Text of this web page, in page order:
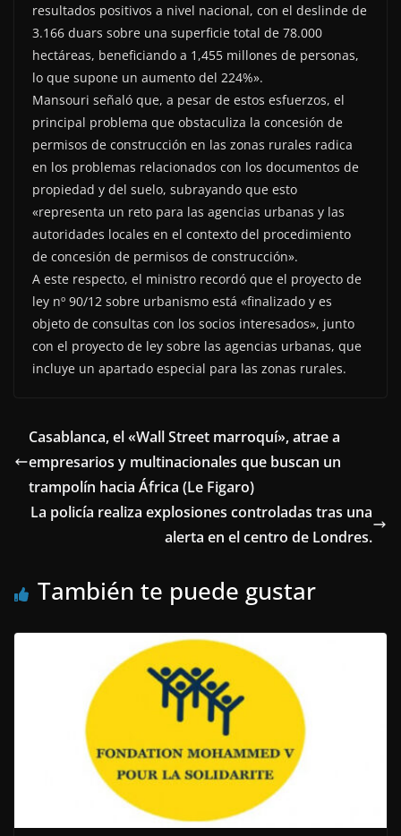
resultados positivos a nivel nacional, con el deslinde de
3.166 duars sobre una superficie total de 78.000
hectáreas, beneficiando a 1,455 millones de personas,
lo que supone un aumento del 224%».
Mansouri señaló que, a pesar de estos esfuerzos, el
principal problema que obstaculiza la concesión de
permisos de construcción en las zonas rurales radica
en los problemas relacionados con los documentos de
propiedad y del suelo, subrayando que esto
«representa un reto para las agencias urbanas y las
autoridades locales en el contexto del procedimiento
de concesión de permisos de construcción».
A este respecto, el ministro recordó que el proyecto de
ley nº 90/12 sobre urbanismo está «finalizado y es
objeto de consultas con los socios interesados», junto
con el proyecto de ley sobre las agencias urbanas, que
incluye un apartado especial para las zonas rurales.
Casablanca, el «Wall Street marroquí», atrae a
empresarios y multinacionales que buscan un
trampolín hacia África (Le Figaro)
La policía realiza explosiones controladas tras una
alerta en el centro de Londres.
También te puede gustar